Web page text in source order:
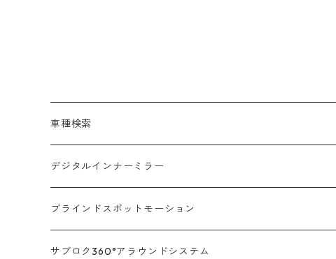
車種検索
汎用
トヨタ
ハイエース200系
ニッサン
デジタルインナーミラー
汎用キット
車種別対応キット
ブラインドスポットモーション
汎用キット
サブロク360°アラウンドシステム